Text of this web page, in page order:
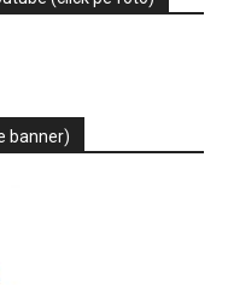
banner)